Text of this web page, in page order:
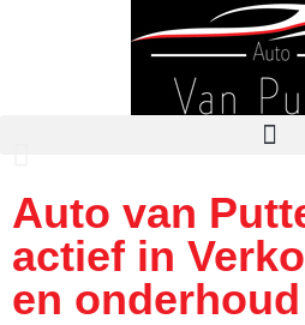
Auto van
actief in
en onderhoud